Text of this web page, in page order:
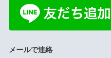
メールで連絡